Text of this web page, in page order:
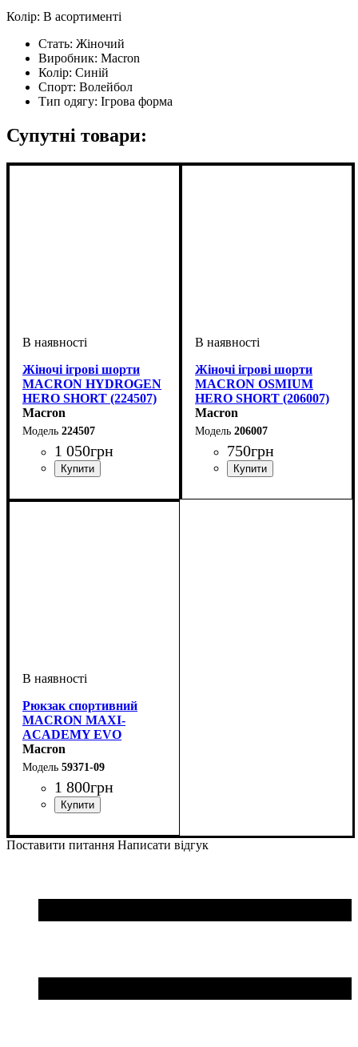
Колір: В асортименті
Стать: Жіночий
Виробник: Macron
Колір: Синій
Спорт: Волейбол
Тип одягу: Ігрова форма
Супутні товари:
Жіночі ігрові шорти
MACRON HYDROGEN
HERO SHORT (224507)
Macron
224507
1 050грн
Жіночі ігрові шорти
MACRON OSMIUM
HERO SHORT (206007)
Macron
206007
750грн
Рюкзак спортивний
MACRON MAXI-
ACADEMY EVO
(5937109)
Macron
59371-09
1 800грн
Поставити питання Написати відгук